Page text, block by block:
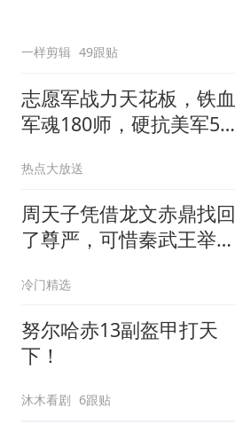
一样剪辑 49跟贴
志愿军战力天花板，铁血
军魂180师，硬抗美军5个
热点大放送
周天子凭借龙文赤鼎找回
了尊严，可惜秦武王举鼎
冷门精选
努尔哈赤13副盔甲打天
下！
沐木看剧 6跟贴